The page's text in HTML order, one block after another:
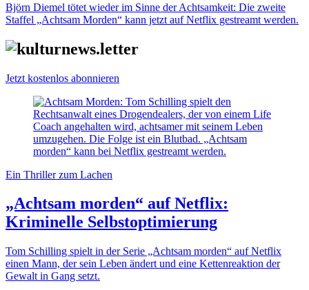
Björn Diemel tötet wieder im Sinne der Achtsamkeit: Die zweite
Staffel „Achtsam Morden“ kann jetzt auf Netflix gestreamt werden.
Jetzt kostenlos abonnieren
Ein Thriller zum Lachen
„Achtsam morden“ auf Netflix:
Kriminelle Selbstoptimierung
Tom Schilling spielt in der Serie „Achtsam morden“ auf Netflix
einen Mann, der sein Leben ändert und eine Kettenreaktion der
Gewalt in Gang setzt.